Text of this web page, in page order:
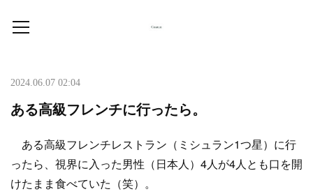
2024.06.07 02:04
ある高級フレンチに行ったら。
ある高級フレンチレストラン（ミシュラン1つ星）に行
ったら、視界に入った男性（日本人）4人が4人とも口を開
けたまま食べていた（笑）。